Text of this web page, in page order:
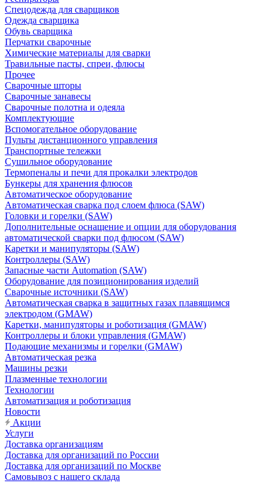
Спецодежда для сварщиков
Одежда сварщика
Обувь сварщика
Перчатки сварочные
Химические материалы для сварки
Травильные пасты, спреи, флюсы
Прочее
Сварочные шторы
Сварочные занавесы
Сварочные полотна и одеяла
Комплектующие
Вспомогательное оборудование
Пульты дистанционного управления
Транспортные тележки
Сушильное оборудование
Термопеналы и печи для прокалки электродов
Бункеры для хранения флюсов
Автоматическое оборудование
Автоматическая сварка под слоем флюса (SAW)
Головки и горелки (SAW)
Дополнительные оснащение и опции для оборудования
автоматической сварки под флюсом (SAW)
Каретки и манипуляторы (SAW)
Контроллеры (SAW)
Запасные части Automation (SAW)
Оборудование для позиционирования изделий
Сварочные источники (SAW)
Автоматическая сварка в защитных газах плавящимся
электродом (GMAW)
Каретки, манипуляторы и роботизация (GMAW)
Контроллеры и блоки управления (GMAW)
Подающие механизмы и горелки (GMAW)
Автоматическая резка
Машины резки
Плазменные технологии
Технологии
Автоматизация и роботизация
Новости
Акции
Услуги
Доставка организациям
Доставка для организаций по России
Доставка для организаций по Москве
Самовывоз с нашего склада